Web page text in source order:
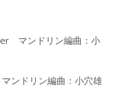
マンドリン編曲：小
ンドリン編曲：小穴雄